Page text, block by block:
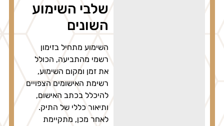
שלבי השימוע
השונים
השימוע מתחיל בזימון
רשמי מהתביעה, הכולל
את זמן ומקום השימוע,
רשימת האישומים הצפויים
להיכלל בכתב האישום,
ותיאור כללי של התיק.
לאחר מכן, מתקיימת